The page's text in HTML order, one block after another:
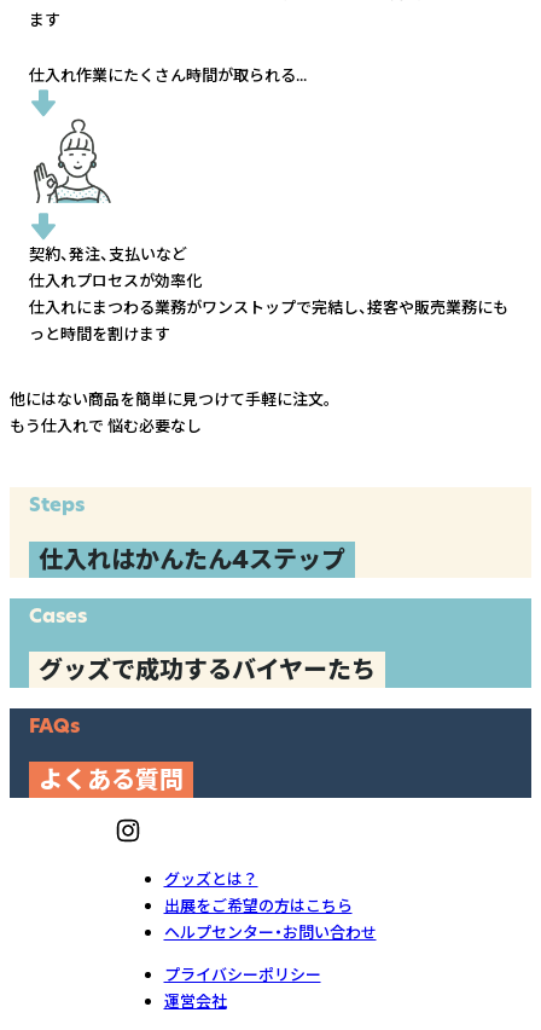
ます
仕入れ作業にたくさん時間が取られる...
契約、発注、支払いなど
仕入れプロセスが効率化
仕入れにまつわる業務がワンストップで完結し、接客や販売業務にも
っと時間を割けます
他にはない商品を簡単に見つけて手軽に注文。
もう仕入れで 悩む必要なし
Steps
仕入れはかんたん4ステップ
Cases
グッズで成功するバイヤーたち
FAQs
よくある質問
グッズとは？
出展をご希望の方はこちら
ヘルプセンター・お問い合わせ
プライバシーポリシー
運営会社